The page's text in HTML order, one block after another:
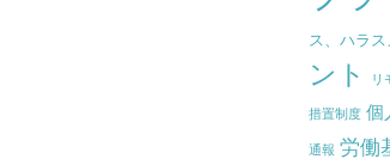
ス、ハラス
ント
リ
措置制度 個
通報 労働